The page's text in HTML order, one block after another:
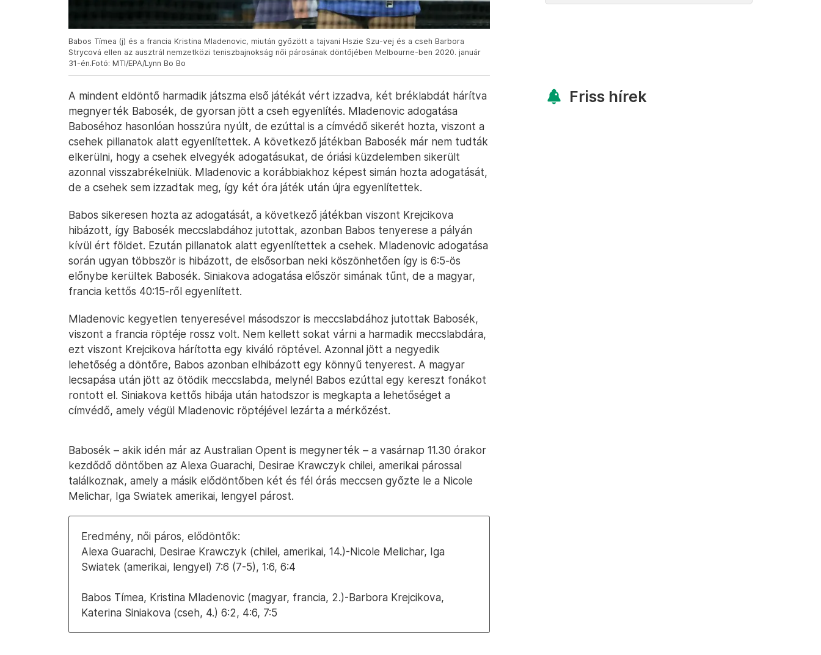
Babos Tímea (j) és a francia Kristina Mladenovic, miután győzött a tajvani Hszie Szu-vej és a cseh Barbora
Strycová ellen az ausztrál nemzetközi teniszbajnokság női párosának döntőjében Melbourne-ben 2020. január
31-én.Fotó: MTI/EPA/Lynn Bo Bo
A mindent eldöntő harmadik játszma első játékát vért izzadva, két bréklabdát hárítva
megnyerték Babosék, de gyorsan jött a cseh egyenlítés. Mladenovic adogatása
Baboséhoz hasonlóan hosszúra nyúlt, de ezúttal is a címvédő sikerét hozta, viszont a
csehek pillanatok alatt egyenlítettek. A következő játékban Babosék már nem tudták
elkerülni, hogy a csehek elvegyék adogatásukat, de óriási küzdelemben sikerült
azonnal visszabrékelniük. Mladenovic a korábbiakhoz képest simán hozta adogatását,
de a csehek sem izzadtak meg, így két óra játék után újra egyenlítettek.
Babos sikeresen hozta az adogatását, a következő játékban viszont Krejcikova
hibázott, így Babosék meccslabdához jutottak, azonban Babos tenyerese a pályán
kívül ért földet. Ezután pillanatok alatt egyenlítettek a csehek. Mladenovic adogatása
során ugyan többször is hibázott, de elsősorban neki köszönhetően így is 6:5-ös
előnybe kerültek Babosék. Siniakova adogatása először simának tűnt, de a magyar,
francia kettős 40:15-ről egyenlített.
Mladenovic kegyetlen tenyeresével másodszor is meccslabdához jutottak Babosék,
viszont a francia röptéje rossz volt. Nem kellett sokat várni a harmadik meccslabdára,
ezt viszont Krejcikova hárította egy kiváló röptével. Azonnal jött a negyedik
lehetőség a döntőre, Babos azonban elhibázott egy könnyű tenyerest. A magyar
lecsapása után jött az ötödik meccslabda, melynél Babos ezúttal egy kereszt fonákot
rontott el. Siniakova kettős hibája után hatodszor is megkapta a lehetőséget a
címvédő, amely végül Mladenovic röptéjével lezárta a mérkőzést.
Babosék – akik idén már az Australian Opent is megynerték – a vasárnap 11.30 órakor
kezdődő döntőben az Alexa Guarachi, Desirae Krawczyk chilei, amerikai párossal
találkoznak, amely a másik elődöntőben két és fél órás meccsen győzte le a Nicole
Melichar, Iga Swiatek amerikai, lengyel párost.
Eredmény, női páros, elődöntők:
Alexa Guarachi, Desirae Krawczyk (chilei, amerikai, 14.)-Nicole Melichar, Iga
Swiatek (amerikai, lengyel) 7:6 (7-5), 1:6, 6:4
Babos Tímea, Kristina Mladenovic (magyar, francia, 2.)-Barbora Krejcikova,
Katerina Siniakova (cseh, 4.) 6:2, 4:6, 7:5
Friss hírek